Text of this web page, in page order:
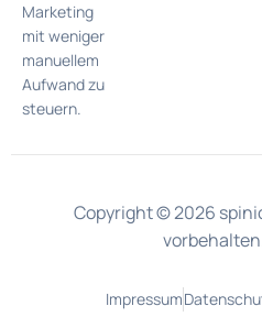
Marketing
mit weniger
manuellem
Aufwand zu
steuern.
Copyright © 2026
vorbehalten.
Impressum